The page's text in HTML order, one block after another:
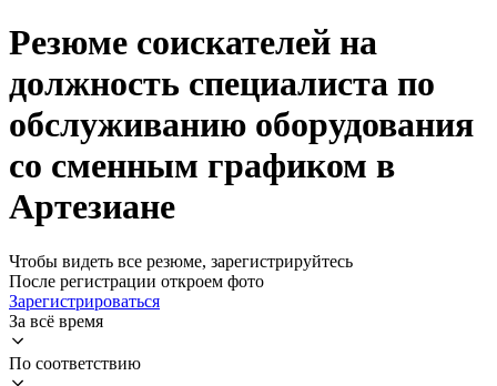
Резюме соискателей на
должность специалиста по
обслуживанию оборудования
со сменным графиком в
Артезиане
Чтобы видеть все резюме, зарегистрируйтесь
После регистрации откроем фото
Зарегистрироваться
За всё время
По соответствию